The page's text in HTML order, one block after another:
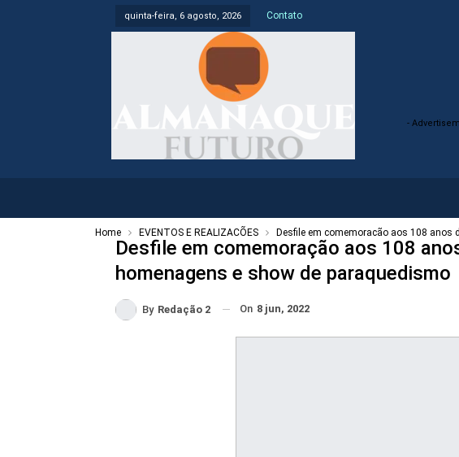
quinta-feira, 6 agosto, 2026 Contato
-
Home EVENTOS E REALIZAÇÕES Desfile em comemoração aos 108 anos
Desfile em comemoração aos 108
homenagens e show de paraquedismo
By Redação 2 On 8 jun, 2022